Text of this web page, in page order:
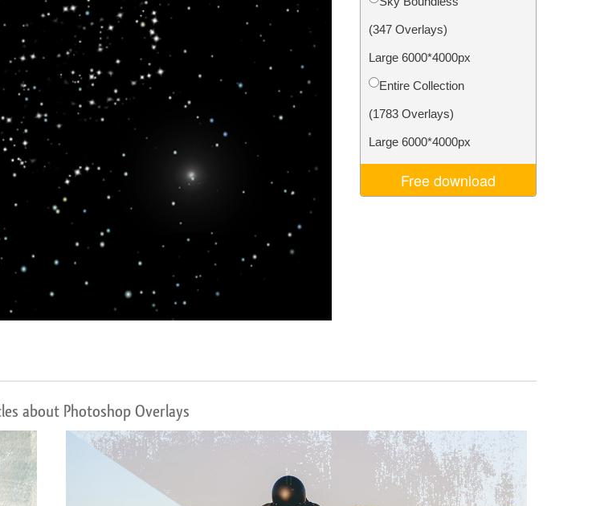
af smykker AI-træningsdata
(347 Overlays)
Large 6000*4000px
Entire Collection
(1783 Overlays)
Large 6000*4000px
Free download
about Photoshop Overlays